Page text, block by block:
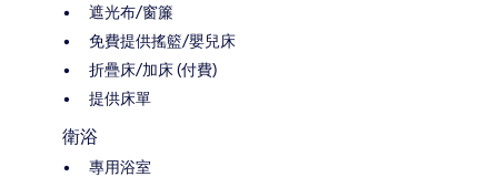
遮光布/窗簾
免費提供搖籃/嬰兒床
折疊床/加床 (付費)
提供床單
衛浴
專用浴室